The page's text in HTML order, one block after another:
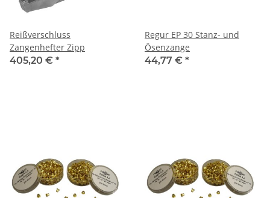
Reißverschluss
Zangenhefter Zipp
405,20 € *
Regur EP 30 Stanz- und
Ösenzange
44,77 € *